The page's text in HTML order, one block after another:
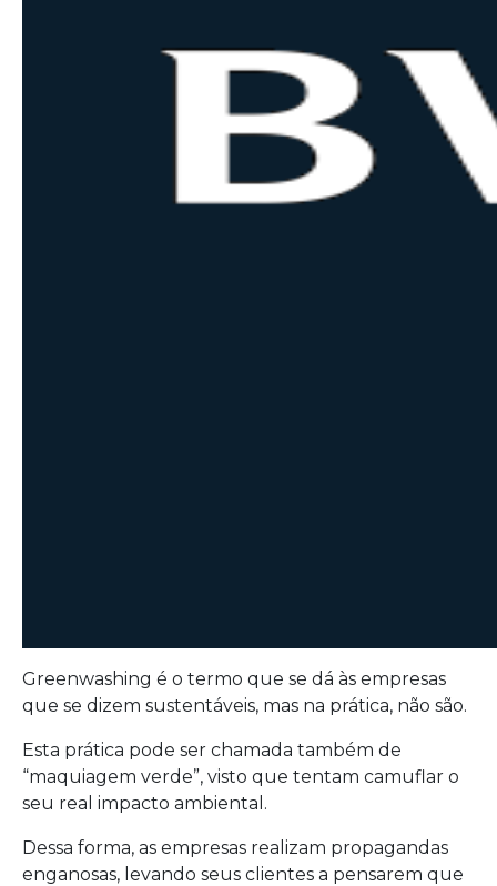
Greenwashing é o termo que se dá às empresas
que se dizem sustentáveis, mas na prática, não são.
Esta prática pode ser chamada também de
“maquiagem verde”, visto que tentam camuflar o
seu real impacto ambiental.
Dessa forma, as empresas realizam propagandas
enganosas, levando seus clientes a pensarem que